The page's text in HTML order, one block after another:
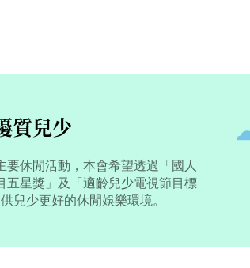
質兒少
要休閒活動，本會希望透過「國人
五星獎」及「適齡兒少電視節目標
兒少更好的休閒娛樂環境。